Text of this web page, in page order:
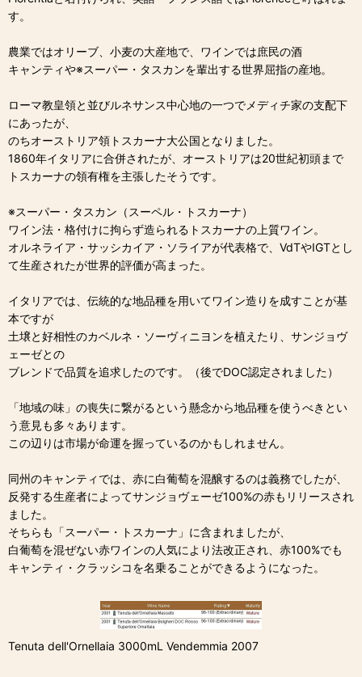
す。
農業ではオリーブ、小麦の大産地で、ワインでは庶民の酒
キャンティや※スーパー・タスカンを輩出する世界屈指の産地。
ローマ教皇領と並びルネサンス中心地の一つでメディチ家の支配下
にあったが、
のちオーストリア領トスカーナ大公国となりました。
1860年イタリアに合併されたが、オーストリアは20世紀初頭まで
トスカーナの領有権を主張したそうです。
※スーパー・タスカン（スーペル・トスカーナ）
ワイン法・格付けに拘らず造られるトスカーナの上質ワイン。
オルネライア・サッシカイア・ソライアが代表格で、VdTやIGTとし
て生産されたが世界的評価が高まった。
イタリアでは、伝統的な地品種を用いてワイン造りを成すことが基
本ですが
土壌と好相性のカベルネ・ソーヴィニヨンを植えたり、サンジョヴ
ェーゼとの
ブレンドで品質を追求したのです。（後でDOC認定されました）
「地域の味」の喪失に繋がるという懸念から地品種を使うべきとい
う意見も多々あります。
この辺りは市場が命運を握っているのかもしれません。
同州のキャンティでは、赤に白葡萄を混醸するのは義務でしたが、
反発する生産者によってサンジョヴェーゼ100%の赤もリリースされ
ました。
そちらも「スーパー・トスカーナ」に含まれましたが、
白葡萄を混ぜない赤ワインの人気により法改正され、赤100%でも
キャンティ・クラッシコを名乗ることができるようになった。
Tenuta dell'Ornellaia 3000mL Vendemmia 2007